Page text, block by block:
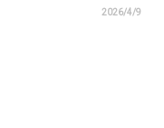
2026/4/9